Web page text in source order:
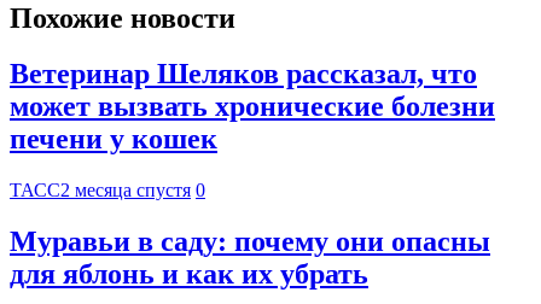
Похожие новости
Ветеринар Шеляков рассказал, что
может вызвать хронические болезни
печени у кошек
ТАСС2 месяца спустя 0
Муравьи в саду: почему они опасны
для яблонь и как их убрать